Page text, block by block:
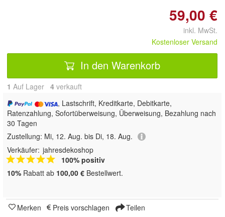
59,00 €
inkl. MwSt.
Kostenloser Versand
In den Warenkorb
1 Auf Lager 4 verkauft
, Lastschrift, Kreditkarte, Debitkarte,
Ratenzahlung, Sofortüberweisung, Überweisung, Bezahlung nach
30 Tagen
Zustellung: Mi, 12. Aug. bis Di, 18. Aug.
Verkäufer: jahresdekoshop
100% positiv
10% Rabatt ab 100,00 € Bestellwert.
Merken Preis vorschlagen Teilen